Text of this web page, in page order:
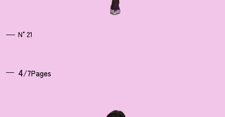
N°21
4/7Pages